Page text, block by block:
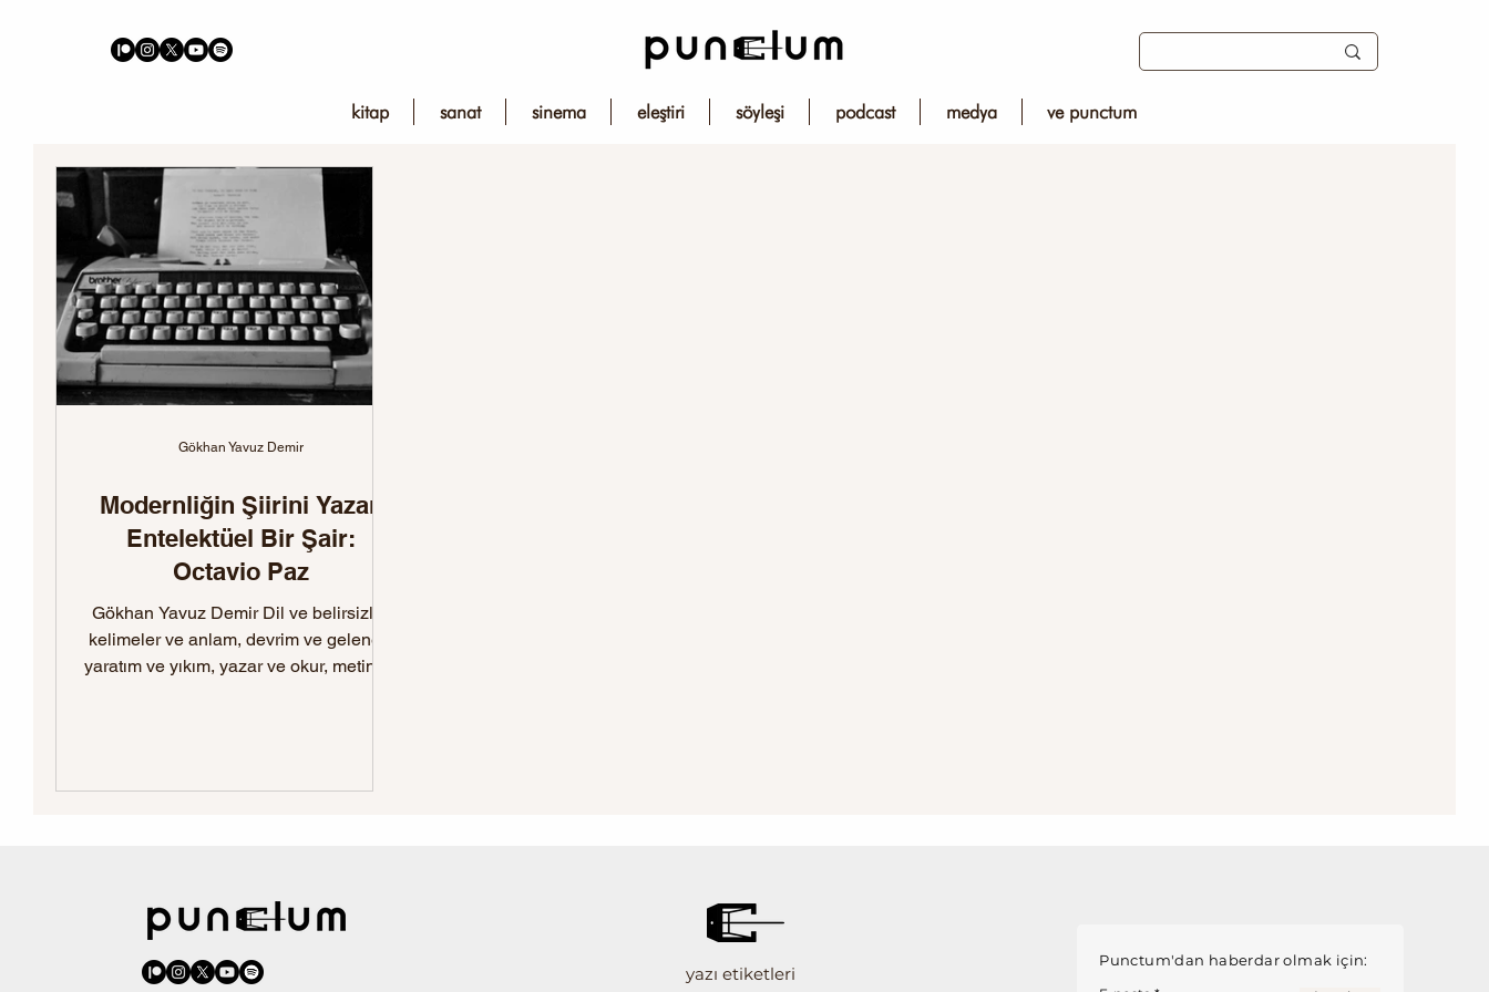
kitap sanat sinema eleştiri söyleşi podcast medya ve punctum
Modernliğin Şiirini Yazan
Entelektüel Bir Şair:
Octavio Paz
Gökhan Yavuz Demir Dil ve belirsizlik,
kelimeler ve anlam, devrim ve gelenek,
yaratım ve yıkım, yazar ve okur, metin ve
Gökhan Yavuz Demir
yazı etiketleri
Punctum'dan haberdar olmak için: